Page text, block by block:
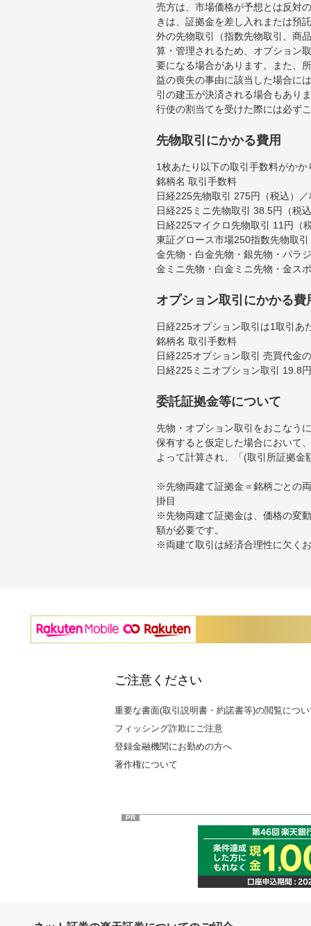
売方は、市場価格が予想とは反対
きは、証拠金を差し入れまたは預
外の先物取引（指数先物取引、商
算・管理されるため、オプション
要になる場合があります。また、
益の喪失の事由に該当した場合に
引の建玉が決済される場合もあり
行使の割当てを受けた際には必ず
先物取引にかかる費用
1枚あたり以下の取引手数料がかか
銘柄名 取引手数料
日経225先物取引 275円（税込）／
日経225ミニ先物取引 38.5円（税
日経225マイクロ先物取引 11円（
東証グロース市場250指数先物取
金先物・白金先物・銀先物・パラ
金ミニ先物・白金ミニ先物・金ス
オプション取引にかかる費
日経225オプション取引は1取引あ
銘柄名 取引手数料
日経225オプション取引 売買代金
日経225ミニオプション取引 19.8
委託証拠金等について
先物・オプション取引をおこなう
保有すると仮定した場合において
よって計算され、「(取引所証拠
※先物両建て証拠金＝銘柄ごとの
掛目
※先物両建て証拠金は、価格の変
額が必要です。
※両建て取引は経済合理性に欠く
ご注意ください
重要な書面(取引説明書・約諾書等)の閲覧につ
フィッシング詐欺にご注意
登録金融機関にお勤めの方へ
著作権について
PR